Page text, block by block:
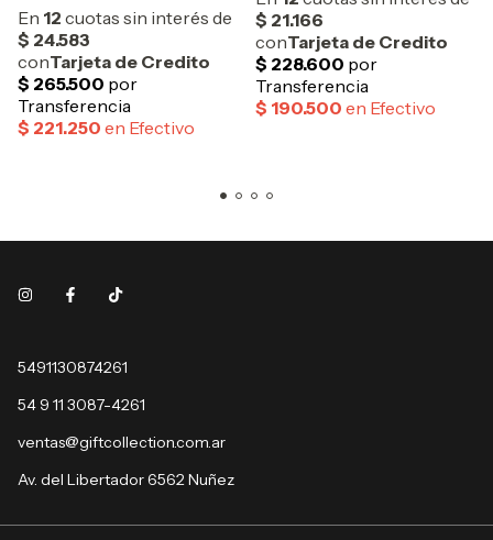
5491130874261
54 9 11 3087-4261
ventas@giftcollection.com.ar
Av. del Libertador 6562 Nuñez